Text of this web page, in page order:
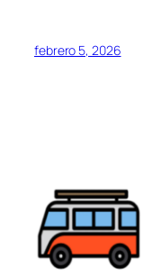
febrero 5, 2026